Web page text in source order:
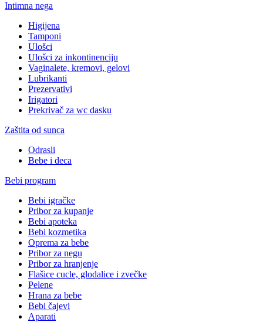
Intimna nega
Higijena
Tamponi
Ulošci
Ulošci za inkontinenciju
Vaginalete, kremovi, gelovi
Lubrikanti
Prezervativi
Irigatori
Prekrivač za wc dasku
Zaštita od sunca
Odrasli
Bebe i deca
Bebi program
Bebi igračke
Pribor za kupanje
Bebi apoteka
Bebi kozmetika
Oprema za bebe
Pribor za negu
Pribor za hranjenje
Flašice cucle, glodalice i zvečke
Pelene
Hrana za bebe
Bebi čajevi
Aparati